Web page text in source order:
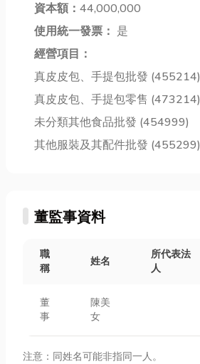
越多人開始重
視窗簾的客製
化...
甲媽祖遶境
由...
資本額： 44,000,000
使用統一發票： 是
經營項目：
真皮皮包、手提包批發 (455214)
真皮皮包、手提包零售 (473214)
未分類其他食品批發 (454999)
其他服裝及其配件批發 (455299)
董監事資料
職
稱
姓名
所代表法
人
董
事
陳美
女
注意：同姓名可能非指同一人。